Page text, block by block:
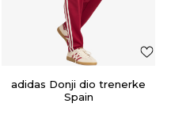
adidas Donji dio trenerke
Spain